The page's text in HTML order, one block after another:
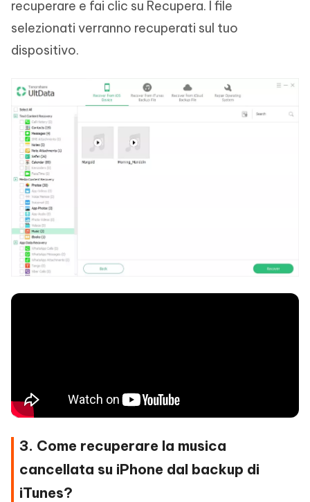
recuperare e fai clic su Recupera. I file
selezionati verranno recuperati sul tuo
dispositivo.
3. Come recuperare la musica
cancellata su iPhone dal backup di
iTunes?